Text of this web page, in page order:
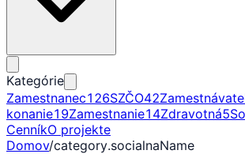
Kategórie
Zamestnanec126SZČO42
konanie19Zamestnanie14Zdravotná5
CenníkO projekte
Domov/category.socialnaName